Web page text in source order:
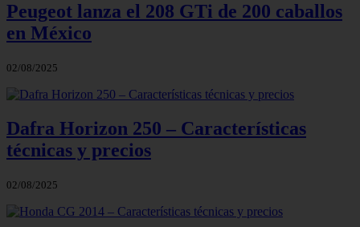
Peugeot lanza el 208 GTi de 200 caballos
en México
02/08/2025
Dafra Horizon 250 – Características
técnicas y precios
02/08/2025